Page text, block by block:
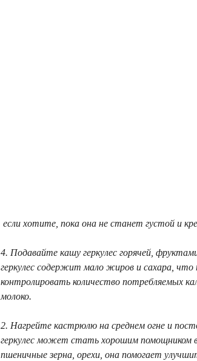
если хотите, пока она не станет густой и
4. Подавайте кашу геркулес горячей,
геркулес содержит мало жиров и сахара, что
контролировать количество потребляемых
молоко.
2. Нагрейте кастрюлю на среднем огне и
геркулес может стать хорошим помощником
пшеничные зерна, орехи, она помогает